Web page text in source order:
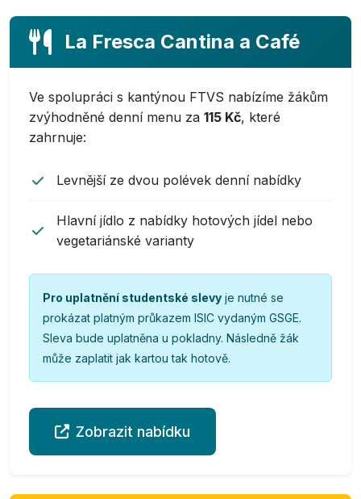
La Fresca Cantina a Café
Ve spolupráci s kantýnou FTVS nabízíme žákům
zvýhodněné denní menu za 115 Kč, které
zahrnuje:
Levnější ze dvou polévek denní nabídky
Hlavní jídlo z nabídky hotových jídel nebo
vegetariánské varianty
Pro uplatnění studentské slevy je nutné se
prokázat platným průkazem ISIC vydaným GSGE.
Sleva bude uplatněna u pokladny. Následně žák
může zaplatit jak kartou tak hotově.
Zobrazit nabídku